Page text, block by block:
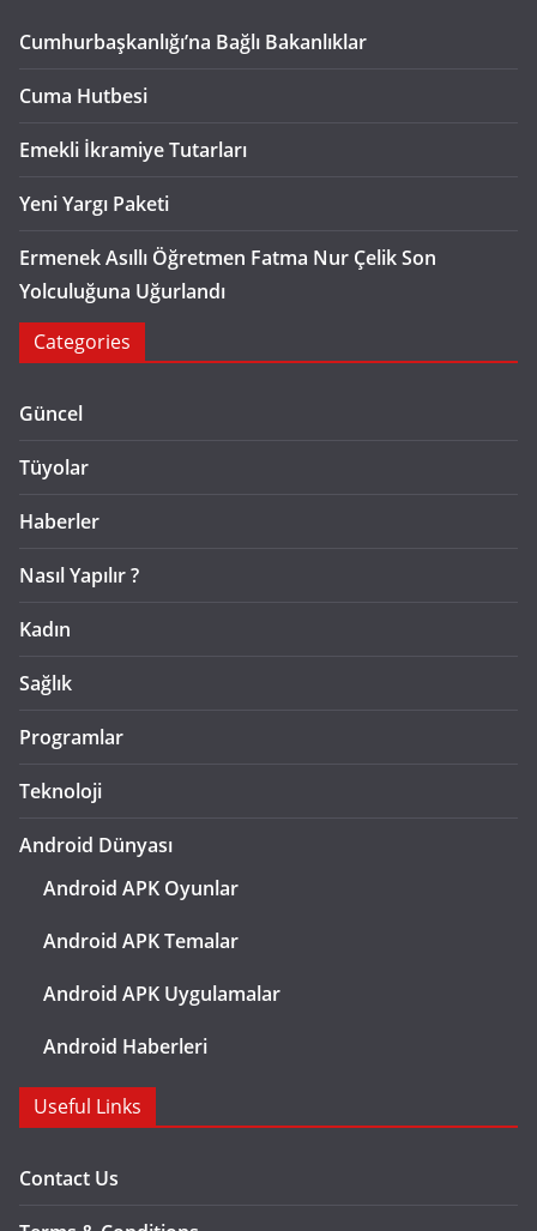
Cumhurbaşkanlığı’na Bağlı Bakanlıklar
Cuma Hutbesi
Emekli İkramiye Tutarları
Yeni Yargı Paketi
Ermenek Asıllı Öğretmen Fatma Nur Çelik Son
Yolculuğuna Uğurlandı
Categories
Güncel
Tüyolar
Haberler
Nasıl Yapılır ?
Kadın
Sağlık
Programlar
Teknoloji
Android Dünyası
Android APK Oyunlar
Android APK Temalar
Android APK Uygulamalar
Android Haberleri
Useful Links
Contact Us